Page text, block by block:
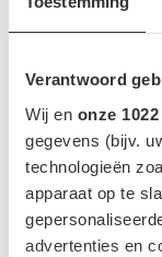
Verantwoord
Wij en onze
gegevens (bijv.
technologieën
apparaat op te
advertenties en
POPULAIR NIEUWS